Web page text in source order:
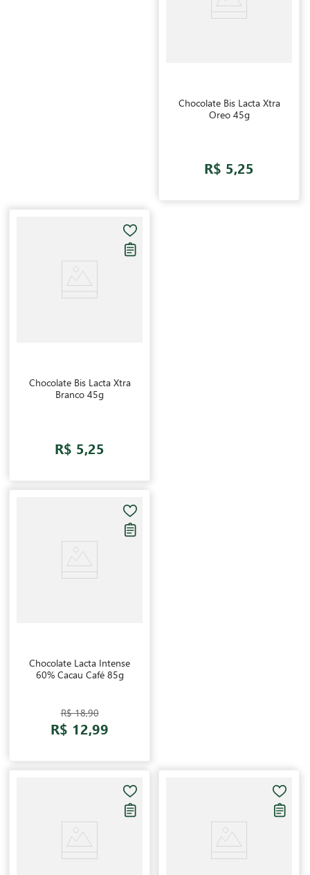
Chocolate Bis Lacta Xtra
Oreo 45g
R$ 5,25
Chocolate Bis Lacta Xtra
Branco 45g
R$ 5,25
Chocolate Lacta Intense
60% Cacau Café 85g
R$ 18,90
R$ 12,99